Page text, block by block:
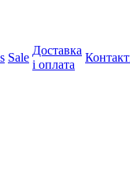
Sale
Доставка
і оплата